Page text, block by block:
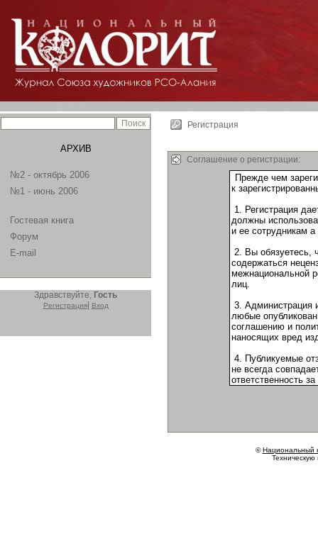
АРХИВ
№2 - октябрь 2006
№1 - июнь 2006
Гостевая книга
Форум
E-mail
Здравствуйте, Гость
Регистрация| Вход
Регистрация
Соглашение о регистрации:
©Национальный